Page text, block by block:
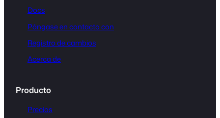
Docs
Póngase en contacto con
Registro de cambios
Acerca de
Producto
Precios